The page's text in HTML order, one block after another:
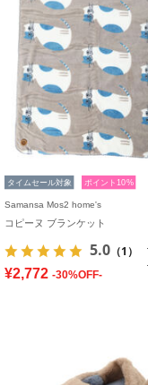
タイムセール対象 ポイント10%
Samansa Mos2 home's
コピーヌ ブランケット
5.0 （1）
¥2,772 -30%OFF-